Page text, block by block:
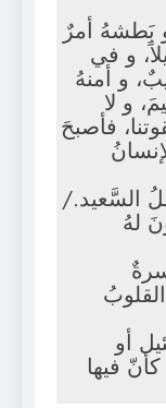
بَطشهُ أمرٌ
و في
و أمنهُ
و لا
فأصبحَ
السَّعيد./
لهُ
أو
فيها